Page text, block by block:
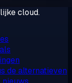
cloud.
de alternatieven